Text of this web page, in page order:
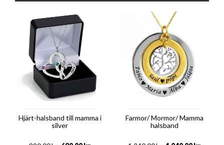
Hjärt-halsband till mamma i
silver
Farmor/ Mormor/ Mamma
halsband